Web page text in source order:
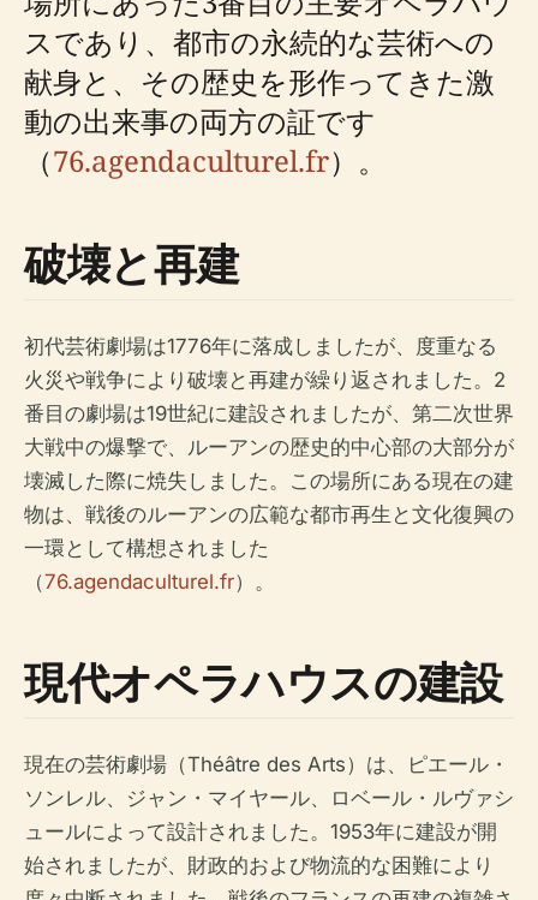
スであり、都市の永続的な芸術への
献身と、その歴史を形作ってきた激
動の出来事の両方の証です
（76.agendaculturel.fr）。
破壊と再建
初代芸術劇場は1776年に落成しましたが、度重なる
火災や戦争により破壊と再建が繰り返されました。2
番目の劇場は19世紀に建設されましたが、第二次世界
大戦中の爆撃で、ルーアンの歴史的中心部の大部分が
壊滅した際に焼失しました。この場所にある現在の建
物は、戦後のルーアンの広範な都市再生と文化復興の
一環として構想されました
（76.agendaculturel.fr）。
現代オペラハウスの建設
現在の芸術劇場（Théâtre des Arts）は、ピエール・
ソンレル、ジャン・マイヤール、ロベール・ルヴァシ
ュールによって設計されました。1953年に建設が開
始されましたが、財政的および物流的な困難により